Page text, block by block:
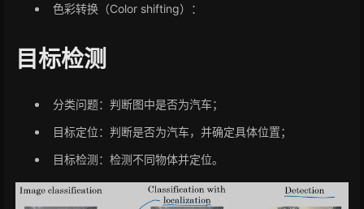
色彩转换（Color shifting）：
目标检测
分类问题：判断图中是否为汽车；
目标定位：判断是否为汽车，并确定具体位置；
目标检测：检测不同物体并定位。